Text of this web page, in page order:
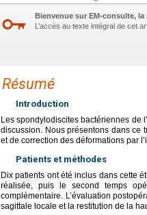
Bienvenue sur EM-consulte,
L’accès au texte intégral de cet
Résumé
Introduction
Les spondylodiscites bactériennes de
discussion. Nous présentons dans ce
et de correction des déformations par
Patients et méthodes
Dix patients ont été inclus dans cette
réalisée, puis le second temps
complémentaire. L’évaluation
sagittale locale et la restitution de la